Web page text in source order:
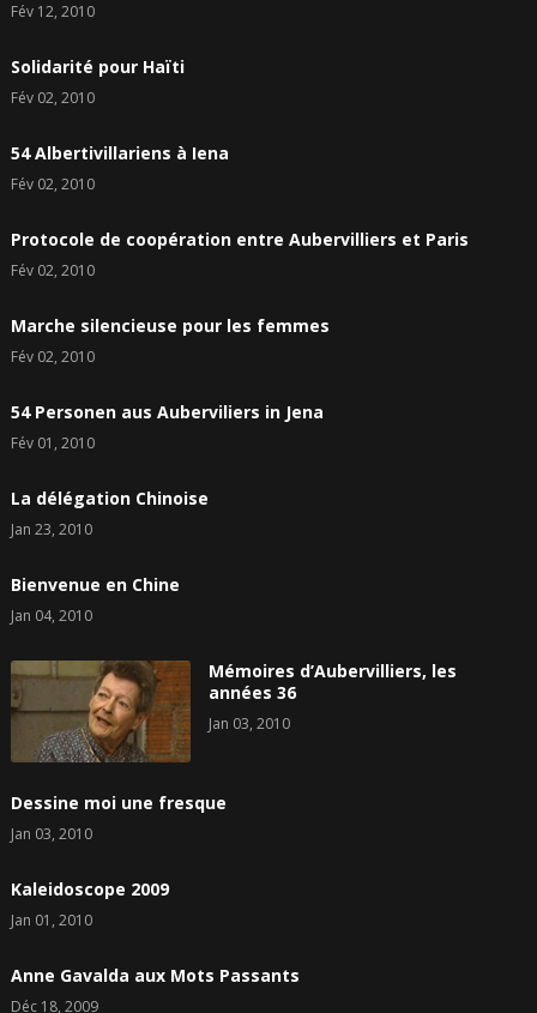
Fév 12, 2010
Solidarité pour Haïti
Fév 02, 2010
54 Albertivillariens à Iena
Fév 02, 2010
Protocole de coopération entre Aubervilliers et Paris
Fév 02, 2010
Marche silencieuse pour les femmes
Fév 02, 2010
54 Personen aus Auberviliers in Jena
Fév 01, 2010
La délégation Chinoise
Jan 23, 2010
Bienvenue en Chine
Jan 04, 2010
Mémoires d’Aubervilliers, les
années 36
Jan 03, 2010
Dessine moi une fresque
Jan 03, 2010
Kaleidoscope 2009
Jan 01, 2010
Anne Gavalda aux Mots Passants
Déc 18, 2009